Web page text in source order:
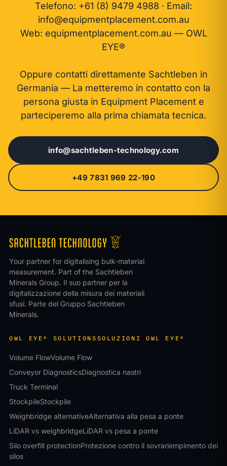
Telefono: +61 (8) 9479 4988 · Email:
info@equipmentplacement.com.au
Web: equipmentplacement.com.au — OWL
EYE®
Oppure contatti direttamente Sachtleben in
Germania — La metteremo in contatto con la
persona giusta in Equipment Placement e
parteciperemo alla prima chiamata tecnica.
info@sachtleben-technology.com
+49 7831 969 22-190
Your partner for digitalising bulk-material
measurement. Part of the Sachtleben
Minerals Group. Il suo partner per la
digitalizzazione della misura dei materiali
sfusi. Parte del Gruppo Sachtleben
Minerals.
OWL EYE® SOLUTIONS SOLUZIONI OWL EYE®
Volume FlowVolume Flow
Conveyor DiagnosticsDiagnostica nastri
Truck Terminal
StockpileStockpile
Weighbridge alternativeAlternativa alla pesa a ponte
LiDAR vs weighbridgeLiDAR vs pesa a ponte
Silo overfill protectionProtezione contro il sovrariempimento dei
silos